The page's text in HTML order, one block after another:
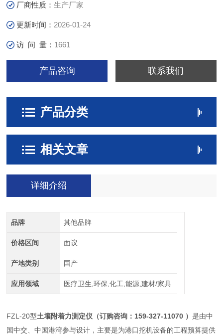
厂商性质：生产厂家
更新时间： 2026-01-24
访 问 量： 1661
产品咨询 联系我们
产品分类
相关文章
详细介绍
品牌 其他品牌
价格区间 面议
产地类别 国产
应用领域 医疗卫生,环保,化工,能源,建材/家具
FZL-20型土壤附着力测定仪 （订购咨询：159-327-11070 ）是由中
国中交、中国港湾参与设计，主要是为港口挖机设备的工程预算提供